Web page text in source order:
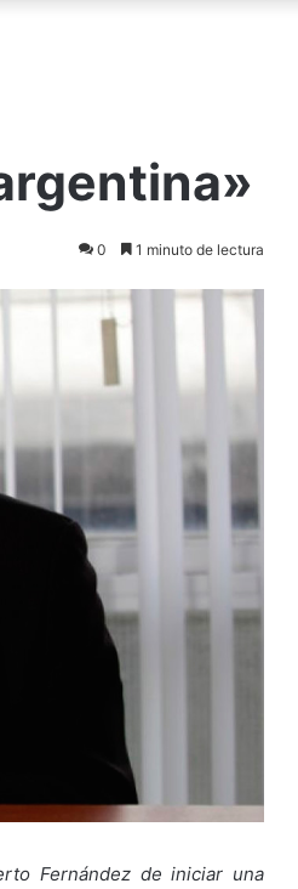
0 1 minuto de lectura
Fernández de iniciar una